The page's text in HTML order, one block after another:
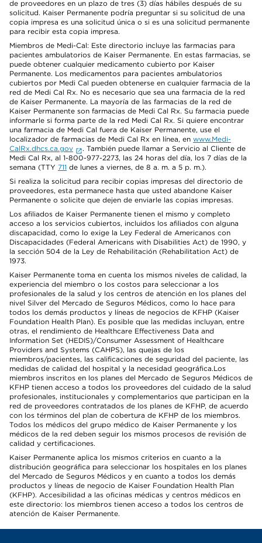
de proveedores en un plazo de tres (3) días hábiles después de su
solicitud. Kaiser Permanente podría preguntar si su solicitud de una
copia impresa es una solicitud única o si es una solicitud permanente
para recibir esta copia impresa.
Miembros de Medi-Cal: Este directorio incluye las farmacias para
pacientes ambulatorios de Kaiser Permanente. En estas farmacias, se
puede obtener cualquier medicamento cubierto por Kaiser
Permanente. Los medicamentos para pacientes ambulatorios
cubiertos por Medi Cal pueden obtenerse en cualquier farmacia de la
red de Medi Cal Rx. No es necesario que sea una farmacia de la red
de Kaiser Permanente. La mayoría de las farmacias de la red de
Kaiser Permanente son farmacias de Medi Cal Rx. Su farmacia puede
informarle si forma parte de la red Medi Cal Rx. Si quiere encontrar
una farmacia de Medi Cal fuera de Kaiser Permanente, use el
localizador de farmacias de Medi Cal Rx en línea, en www.Medi-
CalRx.dhcs.ca.gov
. También puede llamar a Servicio al Cliente de
Medi Cal Rx, al 1-800-977-2273, las 24 horas del día, los 7 días de la
semana (TTY 711 de lunes a viernes, de 8 a. m. a 5 p. m.).
Si realiza la solicitud para recibir copias impresas del directorio de
proveedores, esta permanece hasta que usted abandone Kaiser
Permanente o solicite que dejen de enviarle las copias impresas.
Los afiliados de Kaiser Permanente tienen el mismo y completo
acceso a los servicios cubiertos, incluidos los afiliados con alguna
discapacidad, como lo exige la Ley Federal de Americanos con
Discapacidades (Federal Americans with Disabilities Act) de 1990, y
la sección 504 de la Ley de Rehabilitación (Rehabilitation Act) de
1973.
Kaiser Permanente toma en cuenta los mismos niveles de calidad, la
experiencia del miembro o los costos para seleccionar a los
profesionales de la salud y los centros de atención en los planes del
nivel Silver del Mercado de Seguros Médicos, como lo hace para
todos los demás productos y líneas de negocios de KFHP (Kaiser
Foundation Health Plan). Es posible que las medidas incluyan, entre
otras, el rendimiento de Healthcare Effectiveness Data and
Information Set (HEDIS)/Consumer Assessment of Healthcare
Providers and Systems (CAHPS), las quejas de los
miembros/pacientes, las calificaciones de seguridad del paciente, las
medidas de calidad del hospital y la necesidad geográfica.Los
miembros inscritos en los planes del Mercado de Seguros Médicos de
KFHP tienen acceso a todos los proveedores del cuidado de la salud
profesionales, institucionales y complementarios que participan en la
red de proveedores contratados de los planes de KFHP, de acuerdo
con los términos del plan de cobertura de KFHP de los miembros.
Todos los médicos del grupo médico de Kaiser Permanente y los
médicos de la red deben seguir los mismos procesos de revisión de
calidad y certificaciones.
Kaiser Permanente aplica los mismos criterios en cuanto a la
distribución geográfica para seleccionar los hospitales en los planes
del Mercado de Seguros Médicos y en cuanto a todos los demás
productos y líneas de negocio de Kaiser Foundation Health Plan
(KFHP). Accesibilidad a las oficinas médicas y centros médicos en
este directorio: los miembros tienen acceso a todos los centros de
atención de Kaiser Permanente.